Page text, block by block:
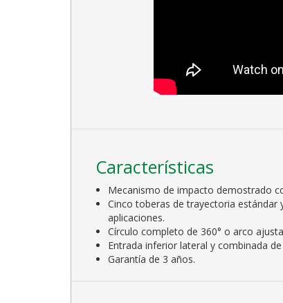
Características
Mecanismo de impacto demostrado
Cinco toberas de trayectoria estándar
aplicaciones.
Círculo completo de 360° o arco
Entrada inferior lateral y combinada
Garantía de 3 años.